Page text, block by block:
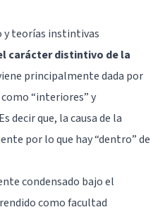
y teorías instintivas
carácter distintivo de la
principalmente dada por
“interiores” y
decir que, la causa de la
por lo que hay “dentro” de
condensado bajo el
como facultad